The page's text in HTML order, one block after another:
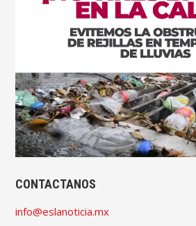
CONTACTANOS
info@eslanoticia.mx